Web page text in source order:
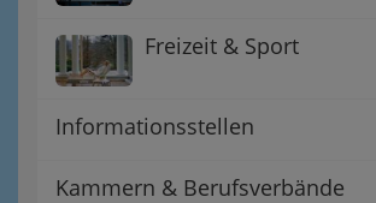
Freizeit & Sport
Informationsstellen
Kammern & Berufsverbände